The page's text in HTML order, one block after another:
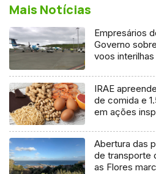
Mais Notícias
Empresários
Governo
voos interilhas
IRAE
de comida e
em ações
Abertura das
de transporte
as Flores